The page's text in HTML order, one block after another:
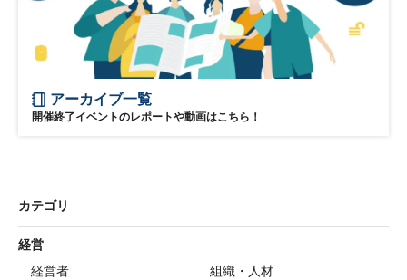
アーカイブ一覧
開催終了イベントのレポートや動画はこちら！
カテゴリ
経営
経営者
組織・人材